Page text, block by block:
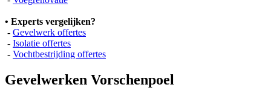
• Experts vergelijken?
- Gevelwerk offertes
- Isolatie offertes
- Vochtbestrijding offertes
Gevelwerken Vorschenpoel